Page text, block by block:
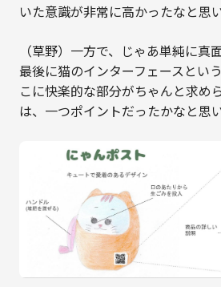
いた意識が非常に高かったなと思
（草野）一方で、じゃあ単純に真
最後に猫のインターフェースとい
こに快楽的な部分がちゃんと求め
は、一つポイントだったかなと思